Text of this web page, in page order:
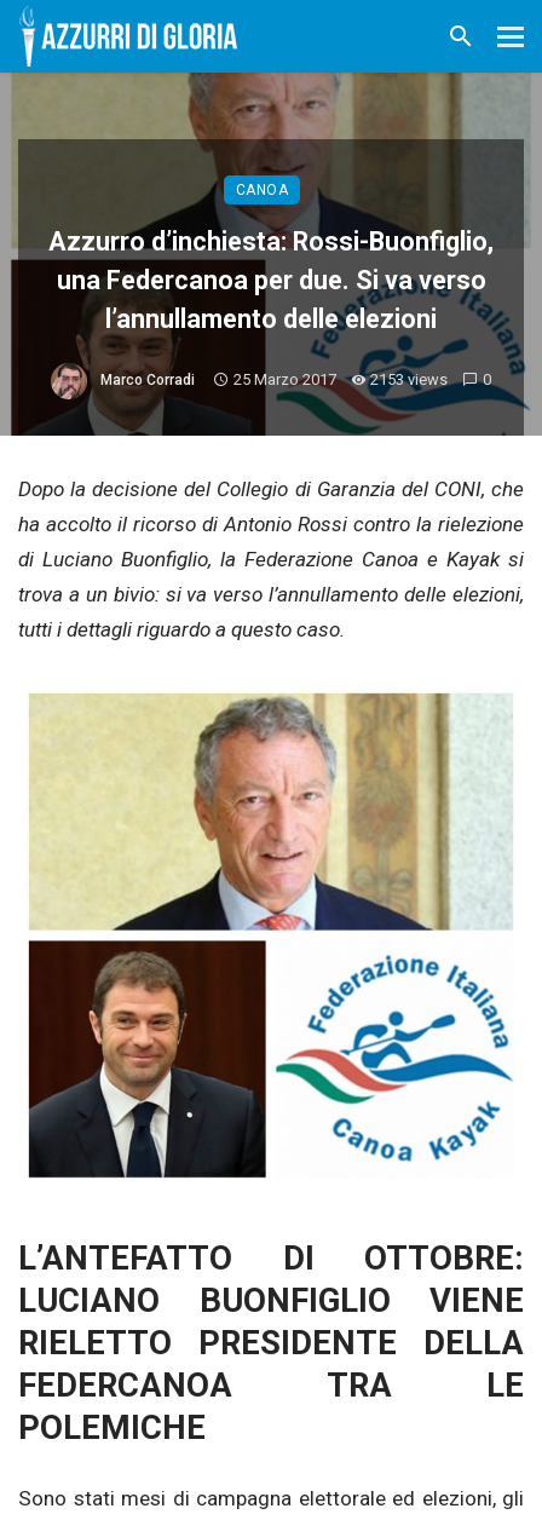
CANOA
Azzurro d’inchiesta: Rossi-Buonfiglio,
una Federcanoa per due. Si va verso
l’annullamento delle elezioni
Marco Corradi 25 Marzo 2017 2153 views 0
Dopo la decisione del Collegio di Garanzia del CONI, che
ha accolto il ricorso di Antonio Rossi contro la rielezione
di Luciano Buonfiglio, la Federazione Canoa e Kayak si
trova a un bivio: si va verso l’annullamento delle elezioni,
tutti i dettagli riguardo a questo caso.
L’ANTEFATTO DI OTTOBRE:
LUCIANO BUONFIGLIO VIENE
RIELETTO PRESIDENTE DELLA
FEDERCANOA TRA LE
POLEMICHE
Sono stati mesi di campagna elettorale ed elezioni, gli